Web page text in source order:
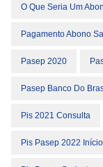
O Que Seria Um
Pagamento Abono
Pasep 2020
Pasep Banco Do
Pis 2021 Consulta
Pis Pasep 2022